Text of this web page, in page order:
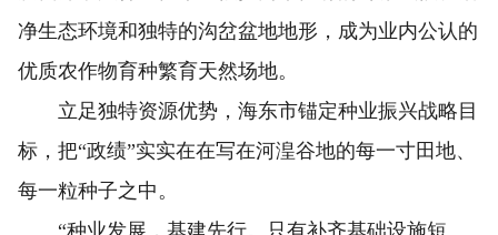
净生态环境和独特的沟岔盆地地形，成为业内公认的
优质农作物育种繁育天然场地。
立足独特资源优势，海东市锚定种业振兴战略目
标，把“政绩”实实在在写在河湟谷地的每一寸田地、
每一粒种子之中。
“种业发展，基建先行。只有补齐基础设施短